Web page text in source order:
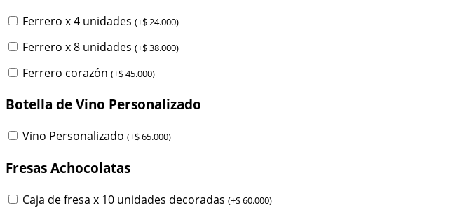
Ferrero x 4 unidades (+$24.000)
Ferrero x 8 unidades (+$38.000)
Ferrero corazón (+$45.000)
Botella de Vino Personalizado
Vino Personalizado (+$65.000)
Fresas Achocolatas
Caja de fresa x 10 unidades decoradas (+$60.000)